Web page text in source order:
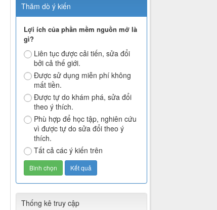
Thăm dò ý kiến
Lợi ích của phần mềm nguồn mở là
gì?
Liên tục được cải tiến, sửa đổi
bởi cả thế giới.
Được sử dụng miễn phí không
mất tiền.
Được tự do khám phá, sửa đổi
theo ý thích.
Phù hợp để học tập, nghiên cứu
vì được tự do sửa đổi theo ý
thích.
Tất cả các ý kiến trên
Thống kê truy cập